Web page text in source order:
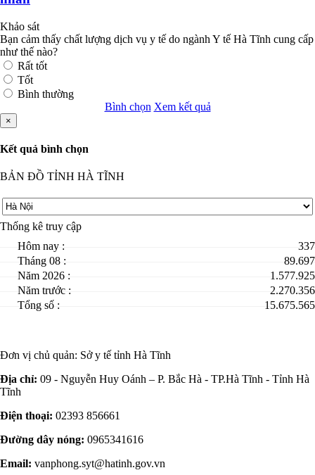
Khảo sát
Bạn cảm thấy chất lượng dịch vụ y tế do ngành Y tế Hà Tĩnh cung cấp
như thế nào?
Rất tốt
Tốt
Bình thường
Bình chọn Xem kết quả
×
Kết quả bình chọn
BẢN ĐỒ TỈNH HÀ TĨNH
Thống kê truy cập
Hôm nay :
337
Tháng 08 :
89.697
Năm 2026 :
1.577.925
Năm trước :
2.270.356
Tổng số :
15.675.565
Đơn vị chủ quản: Sở y tế tỉnh Hà Tĩnh
Địa chỉ: 09 - Nguyễn Huy Oánh – P. Bắc Hà - TP.Hà Tĩnh - Tỉnh Hà
Tĩnh
Điện thoại: 02393 856661
Đường dây nóng: 0965341616
Email: vanphong.syt@hatinh.gov.vn